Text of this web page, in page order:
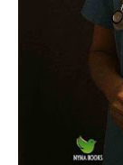
അനുവാചകരെ
നമുക്കൊപ്പം
കോണുകളില്‍
സുപരിചിതമായ
എന്നതാണ് ഈ
നിശിതമായി
സങ്കീര്‍ത്തനം